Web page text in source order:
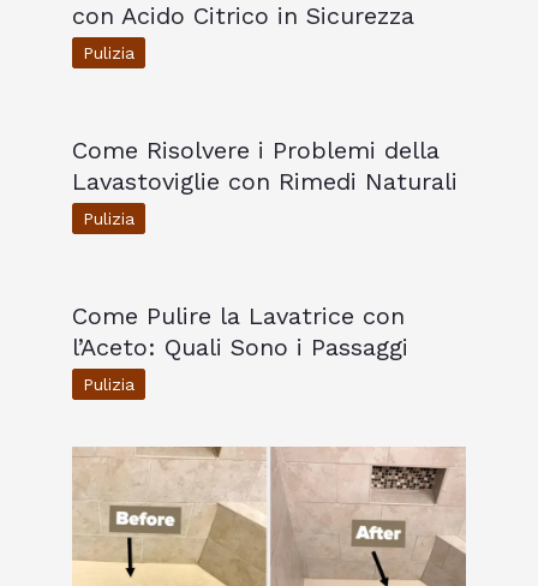
con Acido Citrico in Sicurezza
Pulizia
Come Risolvere i Problemi della
Lavastoviglie con Rimedi Naturali
Pulizia
Come Pulire la Lavatrice con
l’Aceto: Quali Sono i Passaggi
Pulizia